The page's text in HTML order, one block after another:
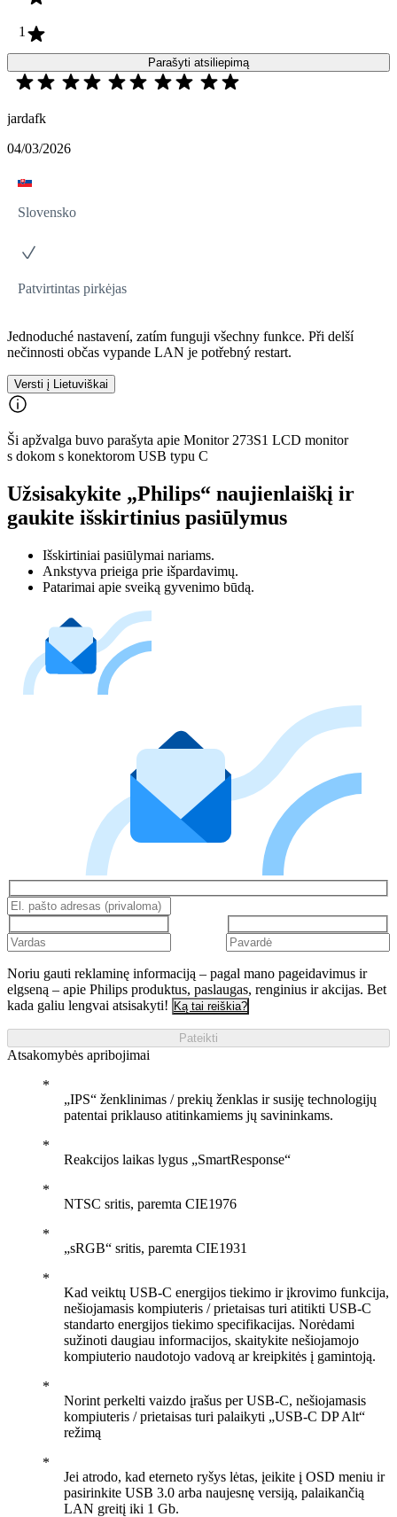
1
Parašyti atsiliepimą
jardafk
04/03/2026
Slovensko
Patvirtintas pirkėjas
Jednoduché nastavení, zatím funguji všechny funkce. Při delší
nečinnosti občas vypande LAN je potřebný restart.
Versti į Lietuviškai
Ši apžvalga buvo parašyta apie Monitor 273S1 LCD monitor
s dokom s konektorom USB typu C
Užsisakykite „Philips“ naujienlaiškį ir
gaukite išskirtinius pasiūlymus
Išskirtiniai pasiūlymai nariams.
Ankstyva prieiga prie išpardavimų.
Patarimai apie sveiką gyvenimo būdą.
Noriu gauti reklaminę informaciją – pagal mano pageidavimus ir
elgseną – apie Philips produktus, paslaugas, renginius ir akcijas. Bet
kada galiu lengvai atsisakyti! Ką tai reiškia?
Pateikti
Atsakomybės apribojimai
„IPS“ ženklinimas / prekių ženklas ir susiję technologijų
patentai priklauso atitinkamiems jų savininkams.
Reakcijos laikas lygus „SmartResponse“
NTSC sritis, paremta CIE1976
„sRGB“ sritis, paremta CIE1931
Kad veiktų USB-C energijos tiekimo ir įkrovimo funkcija,
nešiojamasis kompiuteris / prietaisas turi atitikti USB-C
standarto energijos tiekimo specifikacijas. Norėdami
sužinoti daugiau informacijos, skaitykite nešiojamojo
kompiuterio naudotojo vadovą ar kreipkitės į gamintoją.
Norint perkelti vaizdo įrašus per USB-C, nešiojamasis
kompiuteris / prietaisas turi palaikyti „USB-C DP Alt“
režimą
Jei atrodo, kad eterneto ryšys lėtas, įeikite į OSD meniu ir
pasirinkite USB 3.0 arba naujesnę versiją, palaikančią
LAN greitį iki 1 Gb.